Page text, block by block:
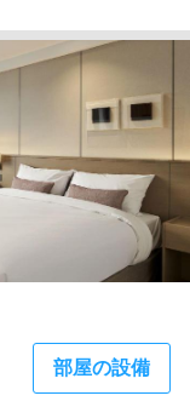
部屋の設備